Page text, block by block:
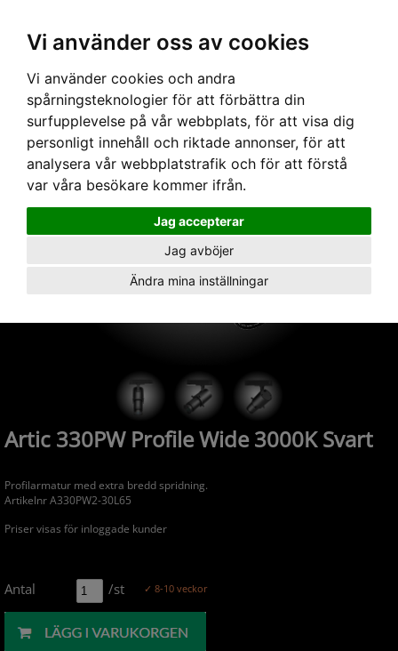
Vi använder oss av cookies
Vi använder cookies och andra
spårningsteknologier för att förbättra din
surfupplevelse på vår webbplats, för att visa dig
personligt innehåll och riktade annonser, för att
analysera vår webbplatstrafik och för att förstå
var våra besökare kommer ifrån.
Jag accepterar
Jag avböjer
Ändra mina inställningar
› Armaturer› Artic 330PW Profile Wide 3000K Svart
Artic 330PW Profile Wide 3000K Svart
Profilarmatur med extra bredd spridning.
Artikelnr A330PW2-30L65
Priser visas för inloggade kunder
Antal /st ✓ 8-10 veckor